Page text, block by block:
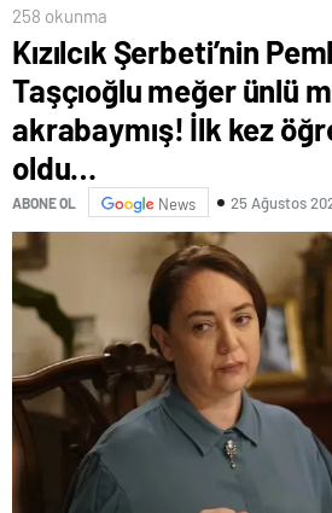
258 okunma
Kızılcık Şerbeti’nin
Taşçıoğlu meğer ünlü
akrabaymış! İlk kez
oldu…
ABONE OL News 25 Ağustos